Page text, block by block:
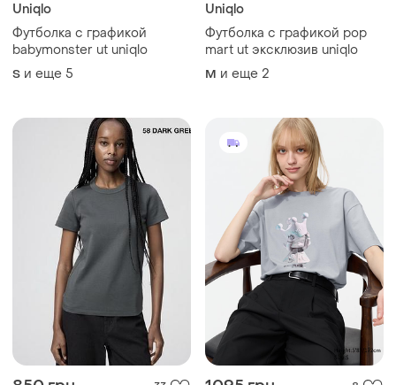
Uniqlo
Футболка с графикой
babymonster ut uniqlo
S и еще 5
Uniqlo
Футболка с графикой pop
mart ut эксклюзив uniqlo
M и еще 2